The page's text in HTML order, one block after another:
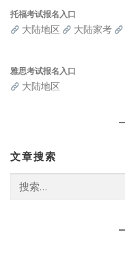
托福考试报名入口
大陆地区 大陆家考
雅思考试报名入口
大陆地区
文章搜索
索：